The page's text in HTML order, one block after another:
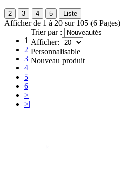
2 3 4 5 Liste
Afficher de 1 à 20 sur 105 (6 Pages)
1
2
3
4
5
6
>
>|
Trier par :
Afficher:
Personnalisable
Nouveau produit